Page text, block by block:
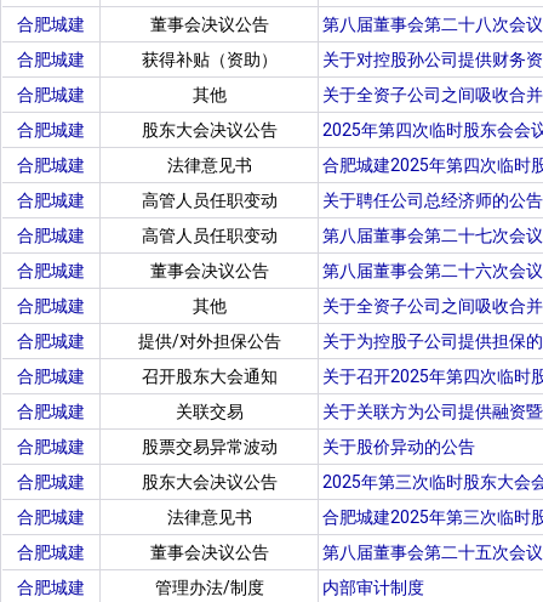
合肥城建
董事会决议公告
第八届董事会第二十八次会
合肥城建
获得补贴（资助）
关于对控股孙公司提供财务
合肥城建
其他
关于全资子公司之间吸收合
合肥城建
股东大会决议公告
2025年第四次临时股东会会
合肥城建
法律意见书
合肥城建2025年第四次临时
合肥城建
高管人员任职变动
关于聘任公司总经济师的公告
合肥城建
高管人员任职变动
第八届董事会第二十七次会
合肥城建
董事会决议公告
第八届董事会第二十六次会
合肥城建
其他
关于全资子公司之间吸收合
合肥城建
提供/对外担保公告
关于为控股子公司提供担保
合肥城建
召开股东大会通知
关于召开2025年第四次临时
合肥城建
关联交易
关于关联方为公司提供融资
合肥城建
股票交易异常波动
关于股价异动的公告
合肥城建
股东大会决议公告
2025年第三次临时股东大会
合肥城建
法律意见书
合肥城建2025年第三次临时
合肥城建
董事会决议公告
第八届董事会第二十五次会
合肥城建
管理办法/制度
内部审计制度